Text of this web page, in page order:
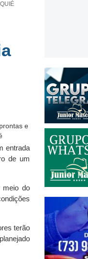
entrada
de um
meio do
terão